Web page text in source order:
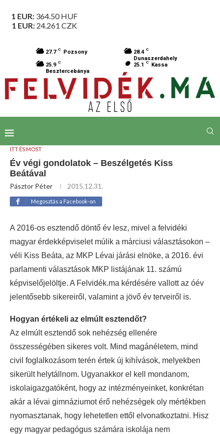
1 EUR: 364.50HUF
1 EUR: 24.261 CZK
27.7 C Pozsony 28.4 C
Dunaszerdahely
25.9 C
Besztercebánya
25.1 C Kassa
ITT ÉS MOST
Év végi gondolatok – Beszélgetés Kiss
Beátával
Pásztor Péter 2015.12.31.
Megosztás a Facebook-on
A 2016-os esztendő döntő év lesz, mivel a felvidéki
magyar érdekképviselet múlik a márciusi választásokon –
véli Kiss Beáta, az MKP Lévai járási elnöke, a 2016. évi
parlamenti választások MKP listájának 11. számú
képviselőjelöltje. A Felvidék.ma kérdésére vallott az óév
jelentősebb sikereiről, valamint a jövő év terveiről is.
Hogyan értékeli az elmúlt esztendőt?
Az elmúlt esztendő sok nehézség ellenére
összességében sikeres volt. Mind magánéletem, mind
civil foglalkozásom terén értek új kihívások, melyekben
sikerült helytállnom. Ugyanakkor el kell mondanom,
iskolaigazgatóként, hogy az intézményeinket, konkrétan
akár a lévai gimnáziumot érő nehézségek oly mértékben
nyomasztanak, hogy lehetetlen ettől elvonatkoztatni. Hisz
egy magyar pedagógus számára iskolája nem